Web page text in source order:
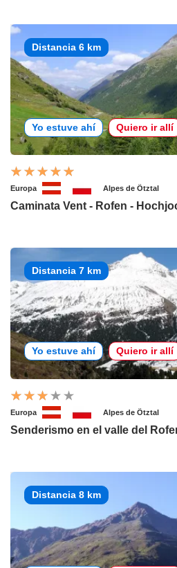
Distancia 6 km
Yo estuve ahí Quiero ir allí
Europa Alpes de Ötztal
Caminata Vent - Rofen -
Distancia 7 km
Yo estuve ahí Quiero ir allí
Europa Alpes de Ötztal
Senderismo en el valle del
Distancia 8 km